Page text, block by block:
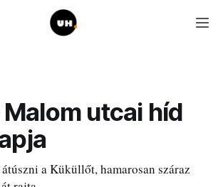
utcai híd
a Küküllőt, hamarosan száraz